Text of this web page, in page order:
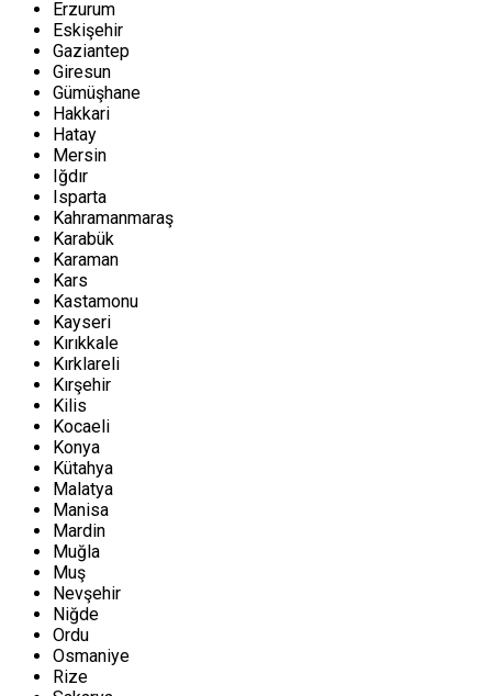
Erzurum
Eskişehir
Gaziantep
Giresun
Gümüşhane
Hakkari
Hatay
Mersin
Iğdır
Isparta
Kahramanmaraş
Karabük
Karaman
Kars
Kastamonu
Kayseri
Kırıkkale
Kırklareli
Kırşehir
Kilis
Kocaeli
Konya
Kütahya
Malatya
Manisa
Mardin
Muğla
Muş
Nevşehir
Niğde
Ordu
Osmaniye
Rize